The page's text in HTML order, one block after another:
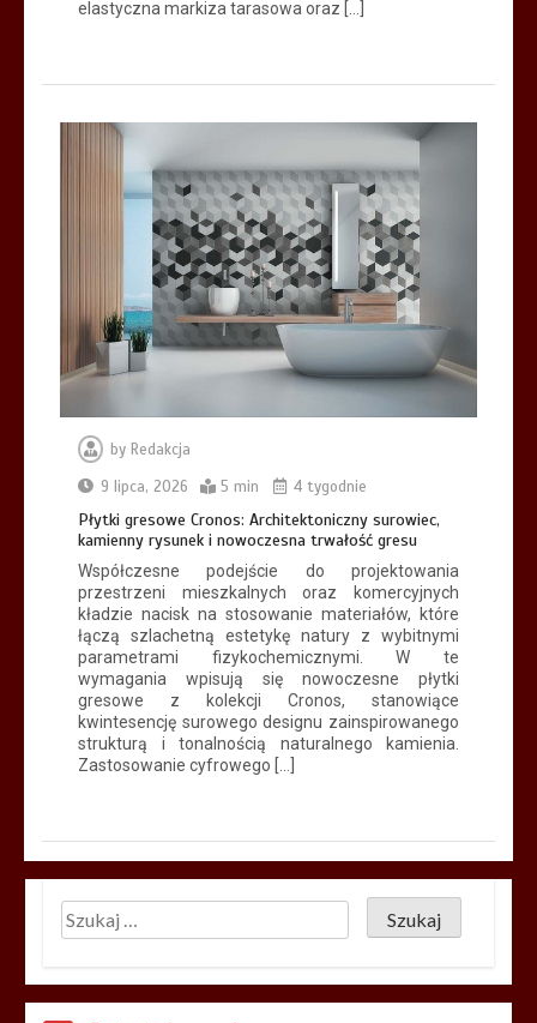
elastyczna markiza tarasowa oraz […]
by Redakcja
9 lipca, 2026
5 min 4 tygodnie
Płytki gresowe Cronos: Architektoniczny surowiec,
kamienny rysunek i nowoczesna trwałość gresu
Współczesne podejście do projektowania
przestrzeni mieszkalnych oraz komercyjnych
kładzie nacisk na stosowanie materiałów, które
łączą szlachetną estetykę natury z wybitnymi
parametrami fizykochemicznymi. W te
wymagania wpisują się nowoczesne płytki
gresowe z kolekcji Cronos, stanowiące
kwintesencję surowego designu zainspirowanego
strukturą i tonalnością naturalnego kamienia.
Zastosowanie cyfrowego […]